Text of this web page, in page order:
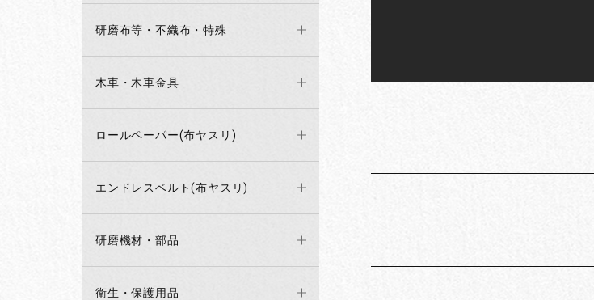
研磨布等・不織布・特殊
木車・木車金具
ロールペーパー(布ヤスリ)
エンドレスベルト(布ヤスリ)
研磨機材・部品
衛生・保護用品